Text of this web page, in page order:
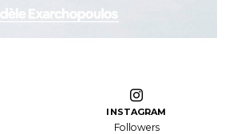
INSTAGRAM
Followers